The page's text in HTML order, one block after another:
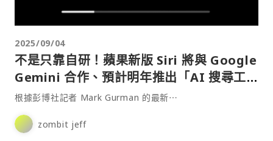
2025/09/04
不是只靠自研！蘋果新版 Siri 將與 Google
Gemini 合作、預計明年推出「AI 搜尋工
具」
根據彭博社記者 Mark Gurman 的最新⋯
zombit jeff